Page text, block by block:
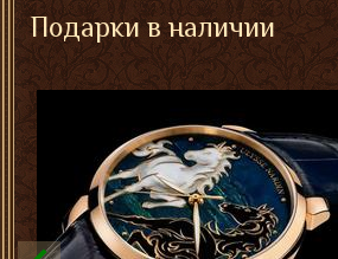
Подарки в наличии